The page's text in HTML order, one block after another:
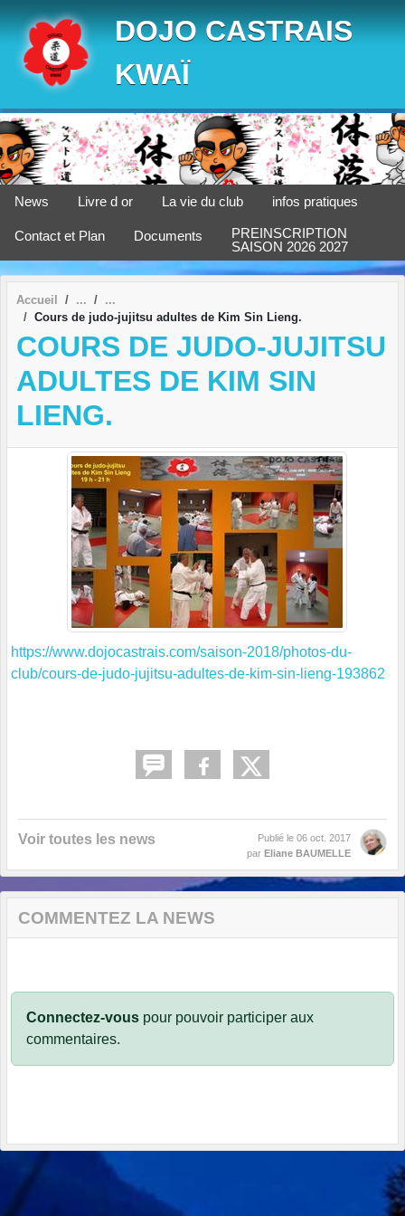
DOJO CASTRAIS
KWAÏ
News Livre d or La vie du club infos pratiques
Contact et Plan Documents
PREINSCRIPTION
SAISON 2026 2027
Accueil
Cours de judo-jujitsu adultes de Kim Sin Lieng.
COURS DE JUDO-JUJITSU
ADULTES DE KIM SIN
LIENG.
https://www.dojocastrais.com/saison-2018/photos-du-
club/cours-de-judo-jujitsu-adultes-de-kim-sin-lieng-193862
Voir toutes les news Publié le 06 oct. 2017
par Eliane BAUMELLE
COMMENTEZ LA NEWS
Connectez-vous pour pouvoir participer aux
commentaires.
Panneau de gestion des cookies